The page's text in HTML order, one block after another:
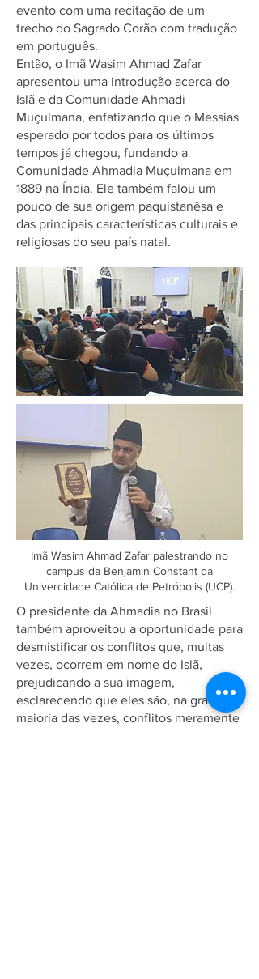
evento com uma recitação de um
trecho do Sagrado Corão com tradução
em português.
Então, o Imã Wasim Ahmad Zafar
apresentou uma introdução acerca do
Islã e da Comunidade Ahmadi
Muçulmana, enfatizando que o Messias
esperado por todos para os últimos
tempos já chegou, fundando a
Comunidade Ahmadia Muçulmana em
1889 na Índia. Ele também falou um
pouco de sua origem paquistanêsa e
das principais características culturais e
religiosas do seu país natal.
Imã Wasim Ahmad Zafar palestrando no
campus da Benjamin Constant da
Univercidade Católica de Petrópolis (UCP).
O presidente da Ahmadia no Brasil
também aproveitou a oportunidade para
desmistificar os conflitos que, muitas
vezes, ocorrem em nome do Islã,
prejudicando a sua imagem,
esclarecendo que eles são, na grande
maioria das vezes, conflitos meramente